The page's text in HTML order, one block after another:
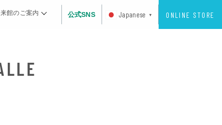
来館のご案内 公式SNS Japanese ▼ ONLINE STORE